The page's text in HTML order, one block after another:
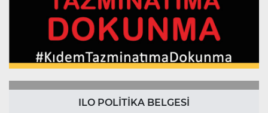
ILO POLİTİKA BELGESİ